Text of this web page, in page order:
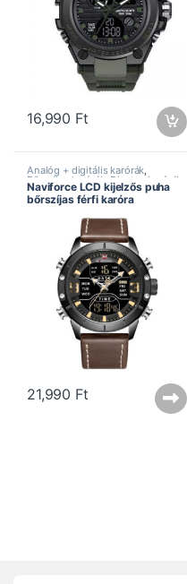
16,990 Ft
Analóg + digitális karórák,
Bőrszíjas karórák,Divatos karórák
Dual kijelzős karórák,Férfi
karórák,Legújabb karórák
Naviforce óra
Naviforce LCD kijelzős puha
bőrszíjas férfi karóra
21,990 Ft